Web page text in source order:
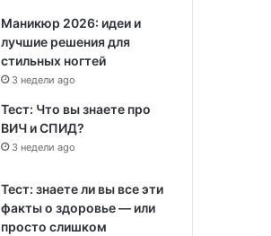
Маникюр 2026: идеи и
лучшие решения для
стильных ногтей
3 недели ago
Тест: Что вы знаете про
ВИЧ и СПИД?
3 недели ago
Тест: знаете ли вы все эти
факты о здоровье — или
просто слишком